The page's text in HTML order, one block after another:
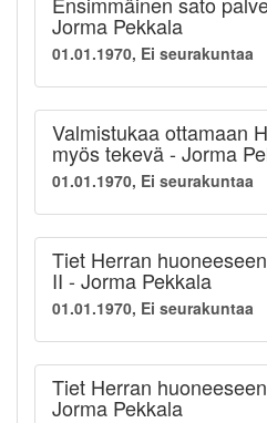
Jorma Pekkala
01.01.1970, Ei seurakuntaa
Valmistukaa ottamaan
myös tekevä - Jorma
01.01.1970, Ei seurakuntaa
Tiet Herran
II - Jorma Pekkala
01.01.1970, Ei seurakuntaa
Tiet Herran
Jorma Pekkala